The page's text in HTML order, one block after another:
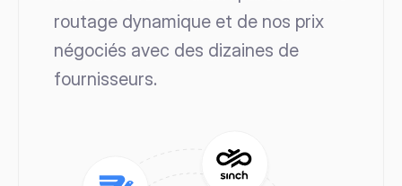
routage dynamique et de nos prix
négociés avec des dizaines de
fournisseurs.